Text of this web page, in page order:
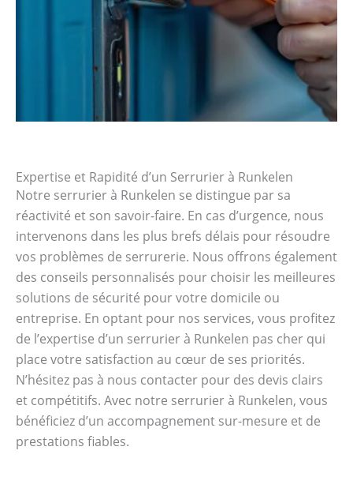
Expertise et Rapidité d’un Serrurier à Runkelen
Notre serrurier à Runkelen se distingue par sa
réactivité et son savoir-faire. En cas d’urgence, nous
intervenons dans les plus brefs délais pour résoudre
vos problèmes de serrurerie. Nous offrons également
des conseils personnalisés pour choisir les meilleures
solutions de sécurité pour votre domicile ou
entreprise. En optant pour nos services, vous profitez
de l’expertise d’un serrurier à Runkelen pas cher qui
place votre satisfaction au cœur de ses priorités.
N’hésitez pas à nous contacter pour des devis clairs
et compétitifs. Avec notre serrurier à Runkelen, vous
bénéficiez d’un accompagnement sur-mesure et de
prestations fiables.